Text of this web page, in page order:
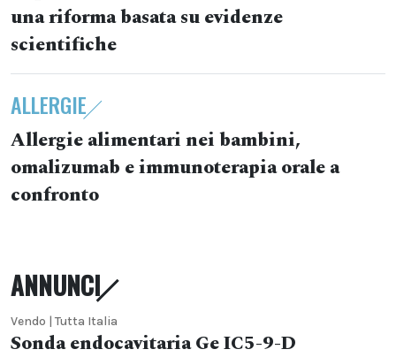
una riforma basata su evidenze
scientifiche
ALLERGIE
Allergie alimentari nei bambini,
omalizumab e immunoterapia orale a
confronto
ANNUNCI
Vendo | Tutta Italia
Sonda endocavitaria Ge IC5-9-D